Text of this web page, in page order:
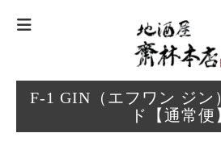
F-1 GIN（エフワン ジン
ド【通常便